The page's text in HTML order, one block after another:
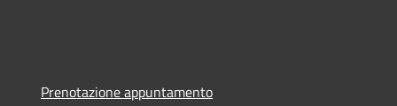
Prenotazione appuntamento